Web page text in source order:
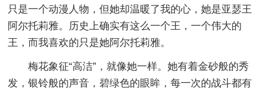
只是一个动漫人物，但她却温暖了我的心，她是亚瑟王
阿尔托莉雅。历史上确实有这么一个王，一个伟大的
王，而我喜欢的只是她阿尔托莉雅。
梅花象征“高洁”，就像她一样。她有着金砂般的秀
发，银铃般的声音，碧绿色的眼眸，每一次的战斗都有